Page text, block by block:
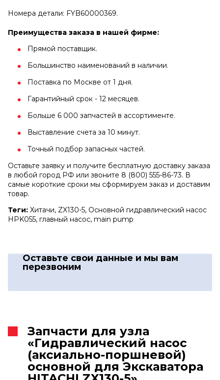
Номера детали: FYB60000369.
Преимущества заказа в нашей фирме:
Прямой поставщик.
Большинство наименований в наличии.
Поставка по Москве от 1 дня.
Гарантийный срок - 12 месяцев.
Больше 6 000 запчастей в ассортименте.
Выставление счета за 10 минут.
Точный подбор запасных частей.
Оставьте заявку и получите бесплатную доставку заказа
в любой город РФ или звоните 8 (800) 555-86-73. В
самые короткие сроки мы сформируем заказ и доставим
товар.
Теги: Хитачи, ZX130-5, Основной гидравлический насос
HPK055, главный насос, main pump
Оставьте свои данные и мы вам
перезвоним
Запчасти для узла
«Гидравлический насос
(аксиально-поршневой)
основной для Экскаватора